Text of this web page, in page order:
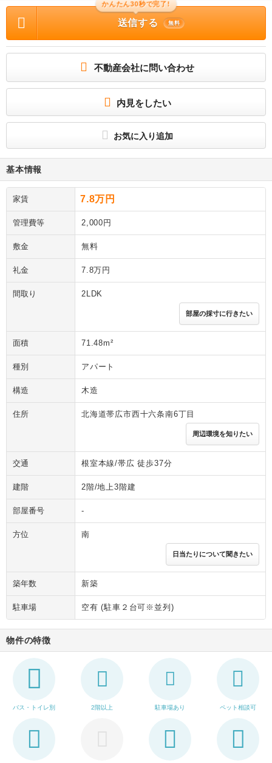
かんたん30秒で完了!
送信する 無料
不動産会社に問い合わせ
内見をしたい
お気に入り追加
基本情報
家賃 7.8万円
管理費等 2,000円
敷金 無料
礼金 7.8万円
間取り 2LDK
部屋の採寸に行きたい
面積 71.48m²
種別 アパート
構造 木造
住所 北海道帯広市西十六条南6丁目
周辺環境を知りたい
交通 根室本線/帯広 徒歩37分
建階 2階/地上3階建
部屋番号 -
方位 南
日当たりについて聞きたい
築年数 新築
駐車場 空有 (駐車２台可※並列)
物件の特徴
バス・トイレ別 2階以上 駐車場あり ペット相談可